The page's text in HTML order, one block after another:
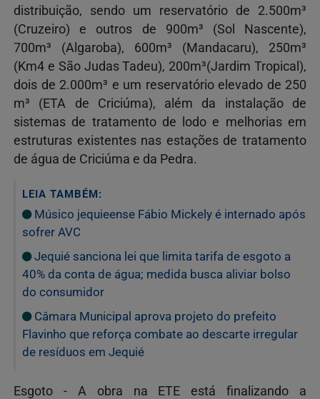
distribuição, sendo um reservatório de 2.500m³
(Cruzeiro) e outros de 900m³ (Sol Nascente),
700m³ (Algaroba), 600m³ (Mandacaru), 250m³
(Km4 e São Judas Tadeu), 200m³(Jardim Tropical),
dois de 2.000m³ e um reservatório elevado de 250
m³ (ETA de Criciúma), além da instalação de
sistemas de tratamento de lodo e melhorias em
estruturas existentes nas estações de tratamento
de água de Criciúma e da Pedra.
LEIA TAMBÉM:
Músico jequieense Fábio Mickely é internado após
sofrer AVC
Jequié sanciona lei que limita tarifa de esgoto a
40% da conta de água; medida busca aliviar bolso
do consumidor
Câmara Municipal aprova projeto do prefeito
Flavinho que reforça combate ao descarte irregular
de resíduos em Jequié
Esgoto - A obra na ETE está finalizando a